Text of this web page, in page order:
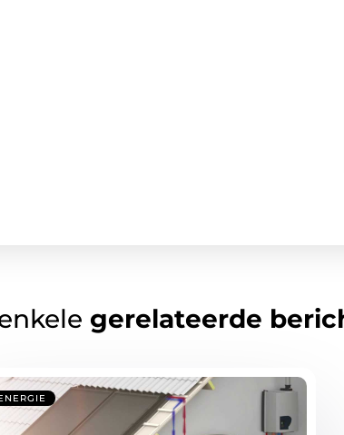
gerelateerde